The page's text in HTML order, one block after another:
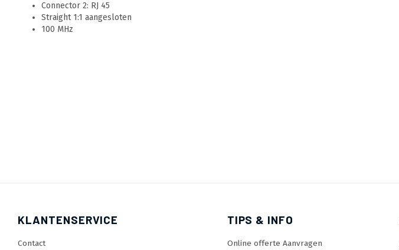
Connector 2: RJ 45
Straight 1:1 aangesloten
100 MHz
KLANTENSERVICE
Contact
TIPS & INFO
Online offerte Aanvragen